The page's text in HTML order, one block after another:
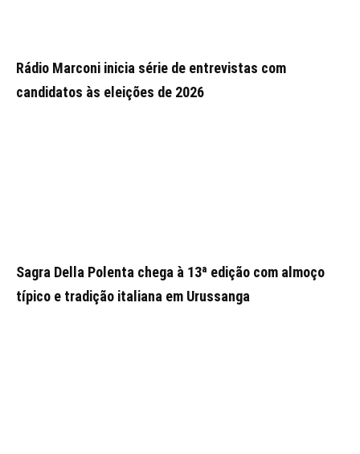
Rádio Marconi inicia série de entrevistas com
candidatos às eleições de 2026
Sagra Della Polenta chega à 13ª edição com almoço
típico e tradição italiana em Urussanga